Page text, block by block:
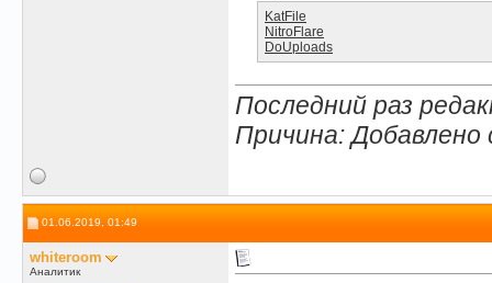
KatFile
NitroFlare
DoUploads
Последний раз
Причина:
01.06.2019, 01:49
whiteroom
Аналитик